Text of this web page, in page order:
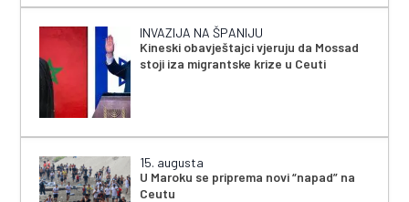
INVAZIJA NA ŠPANIJU
Kineski obavještajci vjeruju da Mossad
stoji iza migrantske krize u Ceuti
15. augusta
U Maroku se priprema novi “napad” na
Ceutu